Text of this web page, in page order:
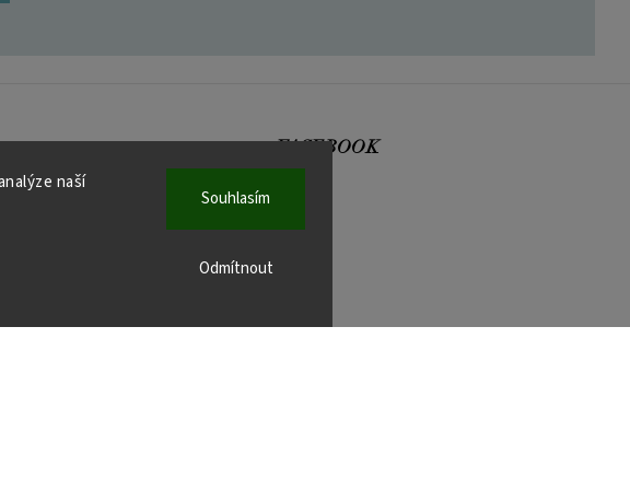
naší
Odmítnout
Souhlasím
FACEBOOK